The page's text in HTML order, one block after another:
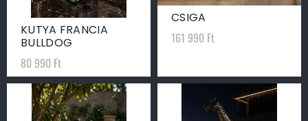
KUTYA FRANCIA
BULLDOG
80 990 Ft
CSIGA
161 990 Ft